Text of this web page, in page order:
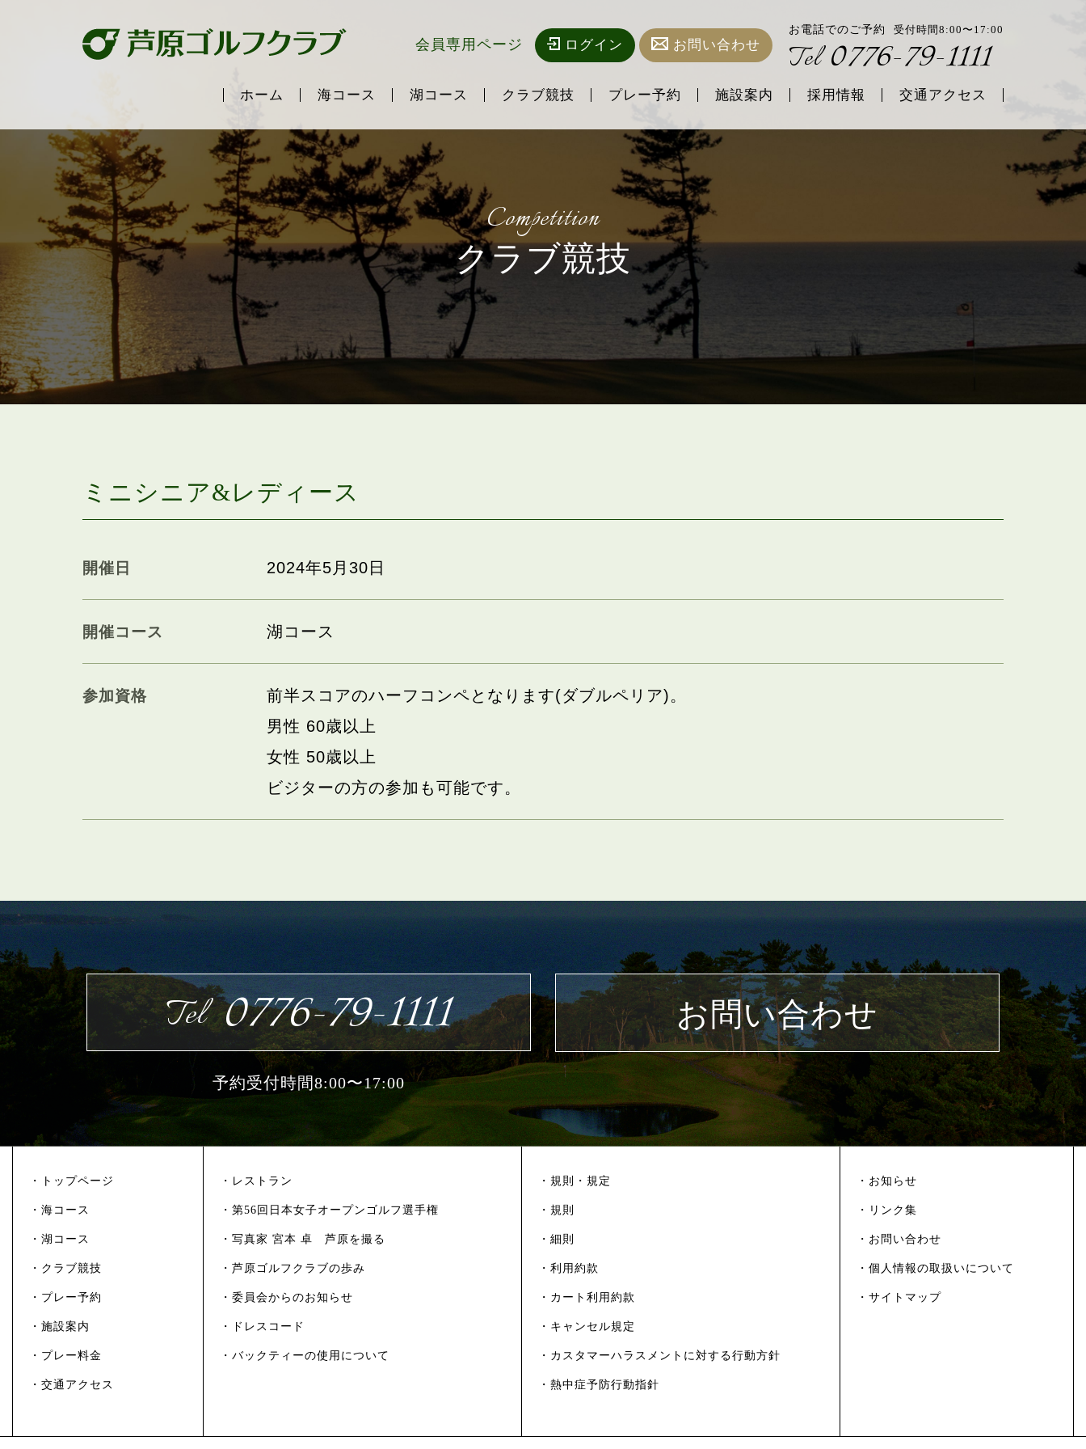
会員専用ページ ログイン お問い合わせ
お電話でのご予約 受付時間8:00〜17:00
Tel 0776-79-1111
ホーム 海コース 湖コース クラブ競技 プレー予約 施設案内 採用情報 交通アクセス
Competition
クラブ競技
ミニシニア&レディース
開催日 2024年5月30日
開催コース 湖コース
参加資格
前半スコアのハーフコンペとなります(ダブルペリア)。
男性 60歳以上
女性 50歳以上
ビジターの方の参加も可能です。
Tel 0776-79-1111
予約受付時間8:00〜17:00
お問い合わせ
・トップページ
・海コース
・湖コース
・クラブ競技
・プレー予約
・施設案内
・プレー料金
・交通アクセス
・レストラン
・第56回日本女子オープンゴルフ選手権
・写真家 宮本 卓 芦原を撮る
・芦原ゴルフクラブの歩み
・委員会からのお知らせ
・ドレスコード
・バックティーの使用について
・規則・規定
・規則
・細則
・利用約款
・カート利用約款
・キャンセル規定
・カスタマーハラスメントに対する行動方針
・熱中症予防行動指針
・お知らせ
・リンク集
・お問い合わせ
・個人情報の取扱いについて
・サイトマップ